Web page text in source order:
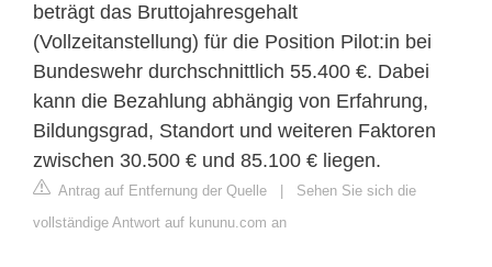
beträgt das Bruttojahresgehalt
(Vollzeitanstellung) für die Position Pilot:in bei
Bundeswehr durchschnittlich 55.400 €. Dabei
kann die Bezahlung abhängig von Erfahrung,
Bildungsgrad, Standort und weiteren Faktoren
zwischen 30.500 € und 85.100 € liegen.
Antrag auf Entfernung der Quelle
Sehen Sie sich die
vollständige Antwort auf kununu.com an